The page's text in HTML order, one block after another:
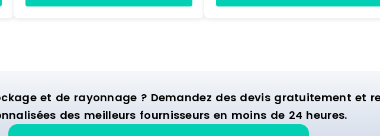
volume 12,5 litres coloris rouge -
et de rayonnage ? Demandez des devis gratuitement et
des meilleurs fournisseurs en moins de 24 heures.